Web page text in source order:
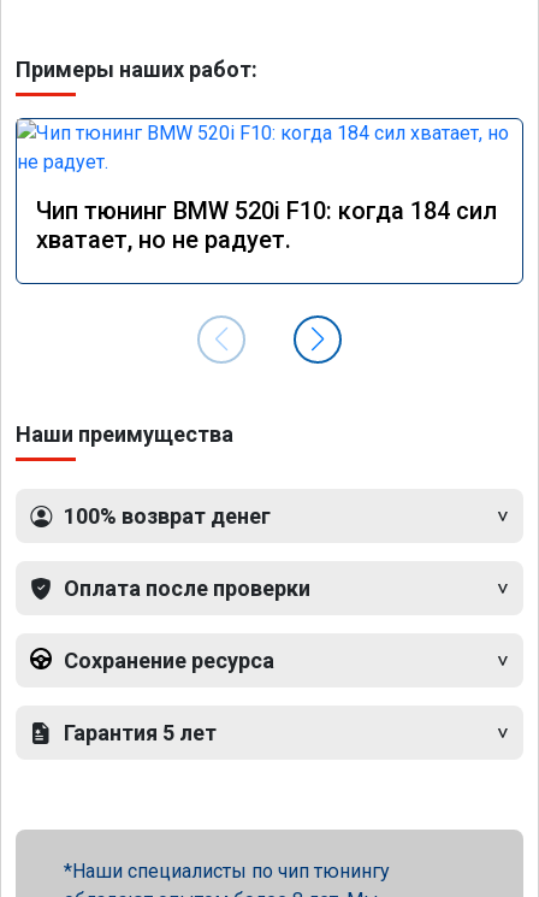
Примеры наших работ:
Чип тюнинг BMW 520i F10: когда 184 сил
хватает, но не радует.
Наши преимущества
100% возврат денег
Оплата после проверки
Сохранение ресурса
Гарантия 5 лет
Наши специалисты по чип тюнингу